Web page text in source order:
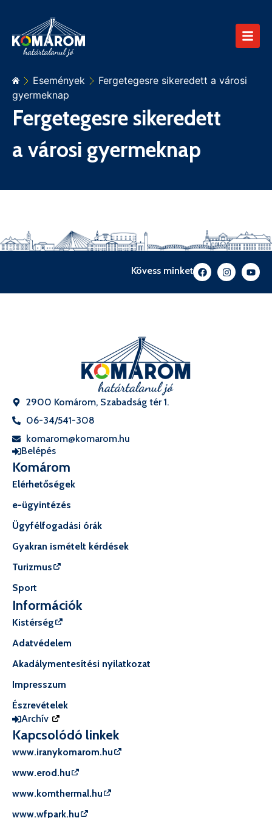
Események
Fergetegesre sikeredett a városi
gyermeknap
Fergetegesre sikeredett
a városi gyermeknap
Kövess minket
2900 Komárom, Szabadság tér 1.
06-34/541-308
komarom@komarom.hu
Belépés
Komárom
Elérhetőségek
e-ügyintézés
Ügyfélfogadási órák
Gyakran ismételt kérdések
Turizmus
Sport
Információk
Kistérség
Adatvédelem
Akadálymentesítési nyilatkozat
Impresszum
Észrevételek
Archív
Kapcsolódó linkek
www.iranykomarom.hu
www.erod.hu
www.komthermal.hu
www.wfpark.hu